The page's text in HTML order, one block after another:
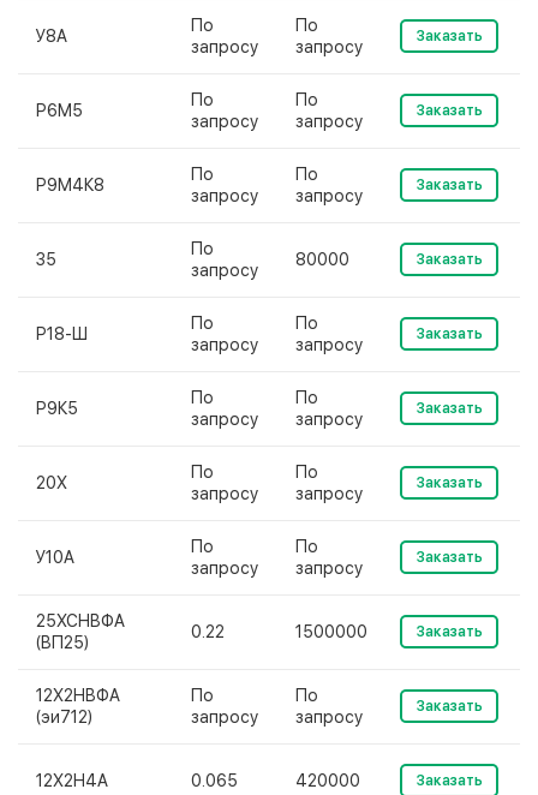
У8А
По
запросу
По
запросу
Заказать
Р6М5
По
запросу
По
запросу
Заказать
Р9М4К8
По
запросу
По
запросу
Заказать
35
По
запросу
80000 Заказать
Р18-Ш
По
запросу
По
запросу
Заказать
Р9К5
По
запросу
По
запросу
Заказать
20Х
По
запросу
По
запросу
Заказать
У10А
По
запросу
По
запросу
Заказать
25ХСНВФА
(ВП25)
0.22 1500000 Заказать
12Х2НВФА
(эи712)
По
запросу
По
запросу
Заказать
12Х2Н4А 0.065 420000 Заказать